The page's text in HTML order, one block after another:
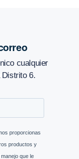
cualquier
Distrito 6.